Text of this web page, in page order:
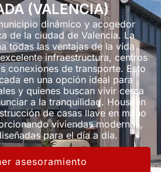
(VALENCIA)
dinámico y acogedor
de la ciudad de Valencia. La
todas las ventajas de la vida
infraestructura, centros
conexiones de transporte. Esto
en una opción ideal para
y quienes buscan vivir cerca
a la tranquilidad. House in
de casas llave en mano
viviendas modernas,
para el día a día.
asesoramiento